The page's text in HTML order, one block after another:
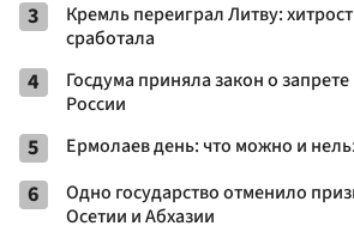
3
Кремль переиграл Литву:
сработала
4
Госдума приняла закон о
России
5 Ермолаев день: что можно и
6
Одно государство отменило
Осетии и Абхазии